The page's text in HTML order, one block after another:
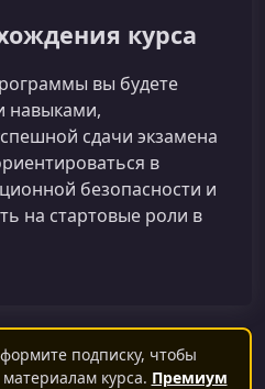
курса
вы будете
навыками,
сдачи экзамена
в
безопасности и
на стартовые роли в
подписку, чтобы
курса. Премиум